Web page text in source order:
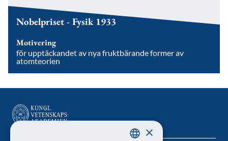
Nobelpriset - Fysik 1933
Motivering
för upptäckandet av nya fruktbärande former av
atomteorien
×